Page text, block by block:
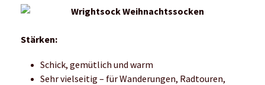
Stärken:
Schick, gemütlich und warm
Sehr vielseitig – für Wanderungen, Radtouren,